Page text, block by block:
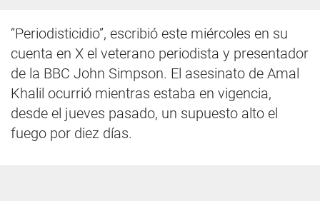
“Periodisticidio”, escribió este miércoles en su
cuenta en X el veterano periodista y presentador
de la BBC John Simpson. El asesinato de Amal
Khalil ocurrió mientras estaba en vigencia,
desde el jueves pasado, un supuesto alto el
fuego por diez días.